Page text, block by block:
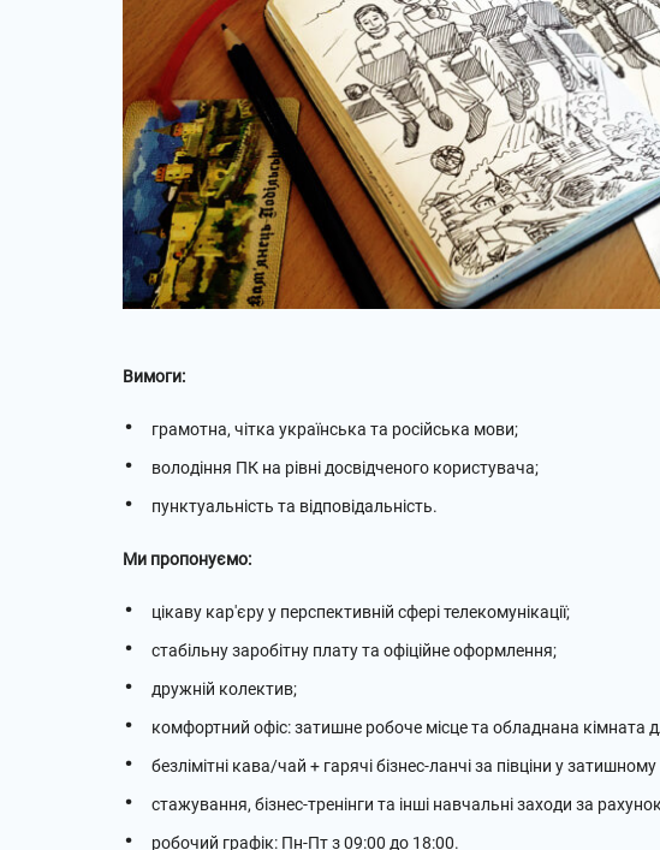
Вимоги:
грамотна, чітка українська та російська мови;
володіння ПК на рівні досвідченого користувача;
пунктуальність та відповідальність.
Ми пропонуємо:
цікаву кар'єру у перспективній сфері телекомунікації;
стабільну заробітну плату та офіційне оформлення;
дружній колектив;
комфортний офіс: затишне робоче місце та обладнана кімната
безлімітні кава/чай + гарячі бізнес-ланчі за півціни у
стажування, бізнес-тренінги та інші навчальні заходи за
робочий графік: Пн-Пт з 09:00 до 18:00.